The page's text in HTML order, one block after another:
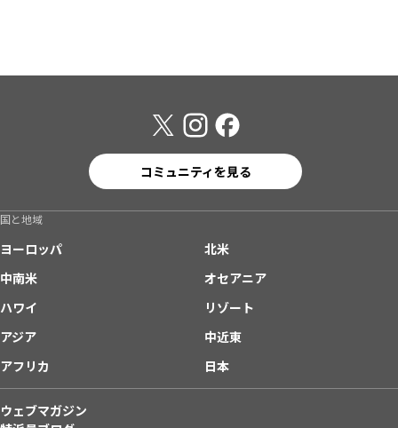
コミュニティを見る
国と地域
ヨーロッパ
北米
中南米
オセアニア
ハワイ
リゾート
アジア
中近東
アフリカ
日本
ウェブマガジン